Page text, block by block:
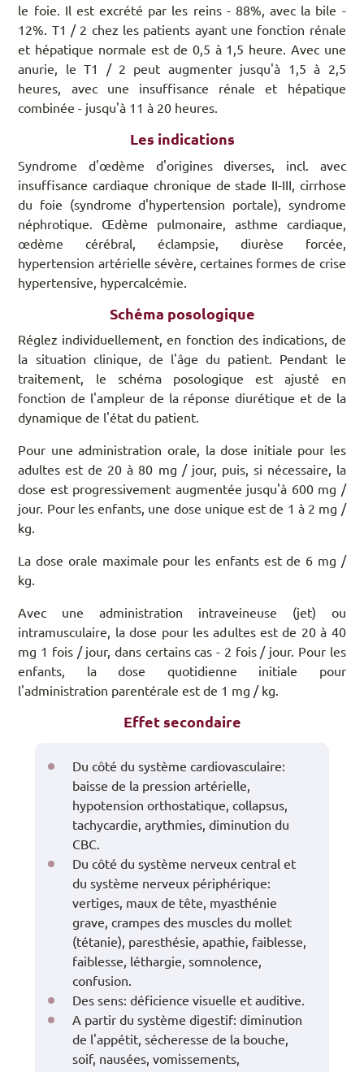
le foie. Il est excrété par les reins - 88%, avec la bile -
12%. T1 / 2 chez les patients ayant une fonction rénale
et hépatique normale est de 0,5 à 1,5 heure. Avec une
anurie, le T1 / 2 peut augmenter jusqu'à 1,5 à 2,5
heures, avec une insuffisance rénale et hépatique
combinée - jusqu'à 11 à 20 heures.
Les indications
Syndrome d'œdème d'origines diverses, incl. avec
insuffisance cardiaque chronique de stade II-III, cirrhose
du foie (syndrome d'hypertension portale), syndrome
néphrotique. Œdème pulmonaire, asthme cardiaque,
œdème cérébral, éclampsie, diurèse forcée,
hypertension artérielle sévère, certaines formes de crise
hypertensive, hypercalcémie.
Schéma posologique
Réglez individuellement, en fonction des indications, de
la situation clinique, de l'âge du patient. Pendant le
traitement, le schéma posologique est ajusté en
fonction de l'ampleur de la réponse diurétique et de la
dynamique de l'état du patient.
Pour une administration orale, la dose initiale pour les
adultes est de 20 à 80 mg / jour, puis, si nécessaire, la
dose est progressivement augmentée jusqu'à 600 mg /
jour. Pour les enfants, une dose unique est de 1 à 2 mg /
kg.
La dose orale maximale pour les enfants est de 6 mg /
kg.
Avec une administration intraveineuse (jet) ou
intramusculaire, la dose pour les adultes est de 20 à 40
mg 1 fois / jour, dans certains cas - 2 fois / jour. Pour les
enfants, la dose quotidienne initiale pour
l'administration parentérale est de 1 mg / kg.
Effet secondaire
Du côté du système cardiovasculaire:
baisse de la pression artérielle,
hypotension orthostatique, collapsus,
tachycardie, arythmies, diminution du
CBC.
Du côté du système nerveux central et
du système nerveux périphérique:
vertiges, maux de tête, myasthénie
grave, crampes des muscles du mollet
(tétanie), paresthésie, apathie, faiblesse,
faiblesse, léthargie, somnolence,
confusion.
Des sens: déficience visuelle et auditive.
A partir du système digestif: diminution
de l'appétit, sécheresse de la bouche,
soif, nausées, vomissements,